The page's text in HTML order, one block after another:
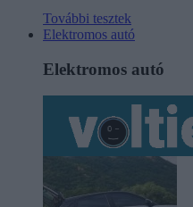
További tesztek
Elektromos autó
Elektromos autó